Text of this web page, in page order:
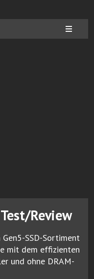
Review
SSD-Sortiment
mit dem effizienten
und ohne DRAM-